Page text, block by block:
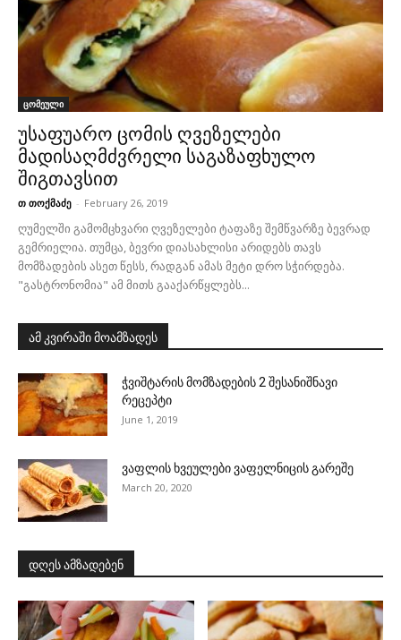
ცომეული
უსაფუარო ცომის ღვეზელები
მადისაღმძვრელი საგაზაფხულო
შიგთავსით
თ თოქმაძე - February 26, 2019
ღუმელში გამომცხვარი ღვეზელები ტაფაზე შემწვარზე ბევრად
გემრიელია. თუმცა, ბევრი დიასახლისი არიდებს თავს
მომზადების ასეთ წესს, რადგან ამას მეტი დრო სჭირდება.
"გასტრონომია" ამ მითს გააქარწყლებს...
ამ კვირაში მოამზადეს
ჭვიშტარის მომზადების 2 შესანიშნავი
რეცეპტი
June 1, 2019
ვაფლის ხვეულები ვაფელნიცის გარეშე
March 20, 2020
დღეს ამზადებენ